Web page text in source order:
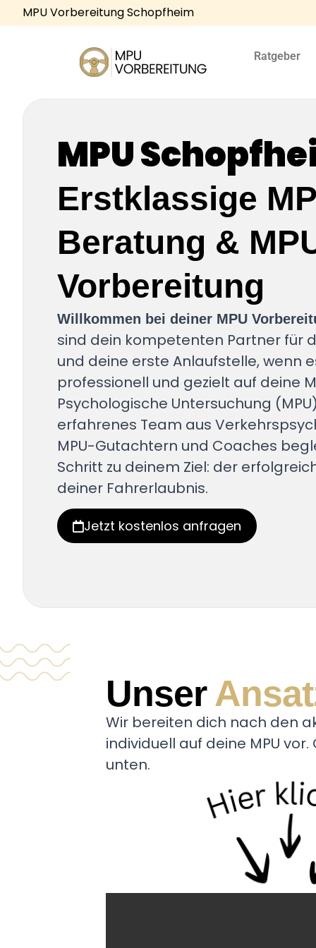
MPU Vorbereitung Schopfheim
Ratgeber
MPU
Erstklassige
Beratung &
Vorbereitung
Willkommen bei deiner MPU
sind dein kompetenten Partner für
und deine erste Anlaufstelle, wenn
professionell und gezielt auf deine
Psychologische Untersuchung
erfahrenes Team aus
MPU-Gutachtern und Coaches
Schritt zu deinem Ziel: der
deiner Fahrerlaubnis.
Jetzt kostenlos anfragen
Unser
Wir bereiten dich nach den
individuell auf deine MPU
unten.